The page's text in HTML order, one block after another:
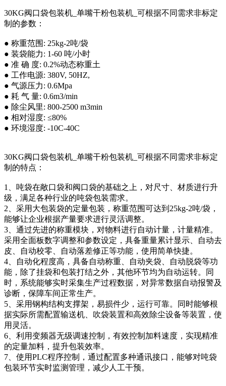
30KG阀口袋包装机_单嘴干粉包装机_可根据不同需求非标定
制的参数：
● 称重范围: 25kg-2吨/袋
● 装袋能力: 1-60 吨/小时
● 准 确 度: 0.2%动态称重土
● 工作电源: 380V, 50HZ,
● 气源压力: 0.6Mpa
● 耗 气 量: 0.6m3/min
● 除尘风里: 800-2500 m3min
● 相对湿度: ≤80%
● 环境湿度: -10C-40C
30KG阀口袋包装机_单嘴干粉包装机_可根据不同需求非标定
制的特点：
1、吨袋在敞口袋和阀口袋的基础之上，对尺寸、材质进行升
级，满足各种行业的吨袋包装需求。
2、采用大包装袋的定量包装，称重范围可达到25kg-2吨/袋，
能够让企业根据产量要求进行灵活调整。
3、通过先进的称重模块，对物料进行自动计量，计量精准。
采用全面板数字调整和参数设定，具备重量累计显示、自动去
皮、自动校零、自动落差修正等功能，使用简单快捷。
4、自动化程度高，具备自动称重、自动夹袋、自动脱袋等功
能，除了挂袋和包装打结之外，其他环节均为自动运转。同
时，系统能够实时采集生产过程数据，对异常数据自动报警及
诊断，保障车间正常生产。
5、采用钢构结构支撑架，易损件少，运行可靠。同时能够根
据实际所需配置输送机、吹袋装置和高效除尘设备等装置，使
用灵活。
6、利用变频器无级调速控制，有效控制加料速度，实现精准
的定量加料，提升包装效率。
7、使用PLC程序控制，通过配置多种通讯接口，能够对吨袋
包装环节实时监测管理，减少人工干预。